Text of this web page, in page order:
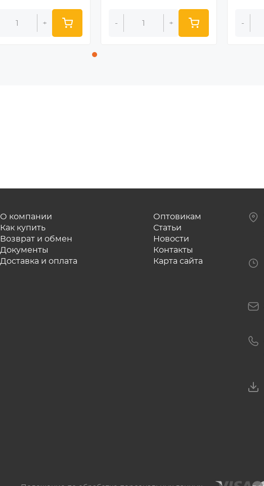
+ - + -
О компании
Как купить
Возврат и обмен
Документы
Доставка и оплата
Оптовикам
Статьи
Новости
Контакты
Карта сайта